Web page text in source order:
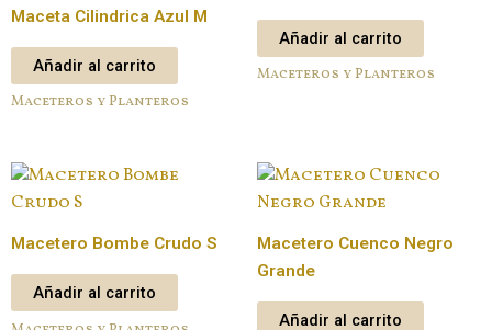
Maceta Cilindrica Azul M
Añadir al carrito
Maceteros y Planteros
Añadir al carrito
Maceteros y Planteros
Macetero Bombe Crudo S
Añadir al carrito
Macetero Cuenco Negro
Grande
Añadir al carrito